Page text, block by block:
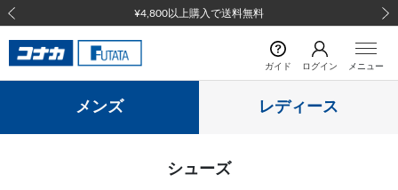
¥4,800以上購入で送料無料
前の画像
ガイド ログイン メニュー
メンズ レディース
シューズ